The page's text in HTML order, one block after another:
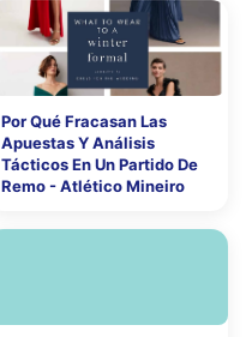
Por Qué Fracasan Las
Apuestas Y Análisis
Tácticos En Un Partido De
Remo - Atlético Mineiro